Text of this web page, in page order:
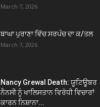
March 7, 2026
ਬਾਘਾ ਪੁਰਾਣਾ ਵਿੱਚ ਸਰਪੰਚ ਦਾ ਕ/ਤਲ
March 7, 2026
Nancy Grewal Death: ਯੂਟਿਊਬਰ
ਨੈਨਸੀ ਨੂੰ ਖਾਲਿਸਤਾਨ ਵਿਰੋਧੀ ਵਿਚਾਰਾਂ
ਕਾਰਨ ਨਿਸ਼ਾਨਾ...